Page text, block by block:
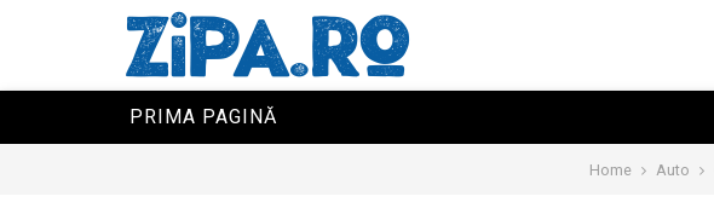
PRIMA PAGINĂ
Home Auto